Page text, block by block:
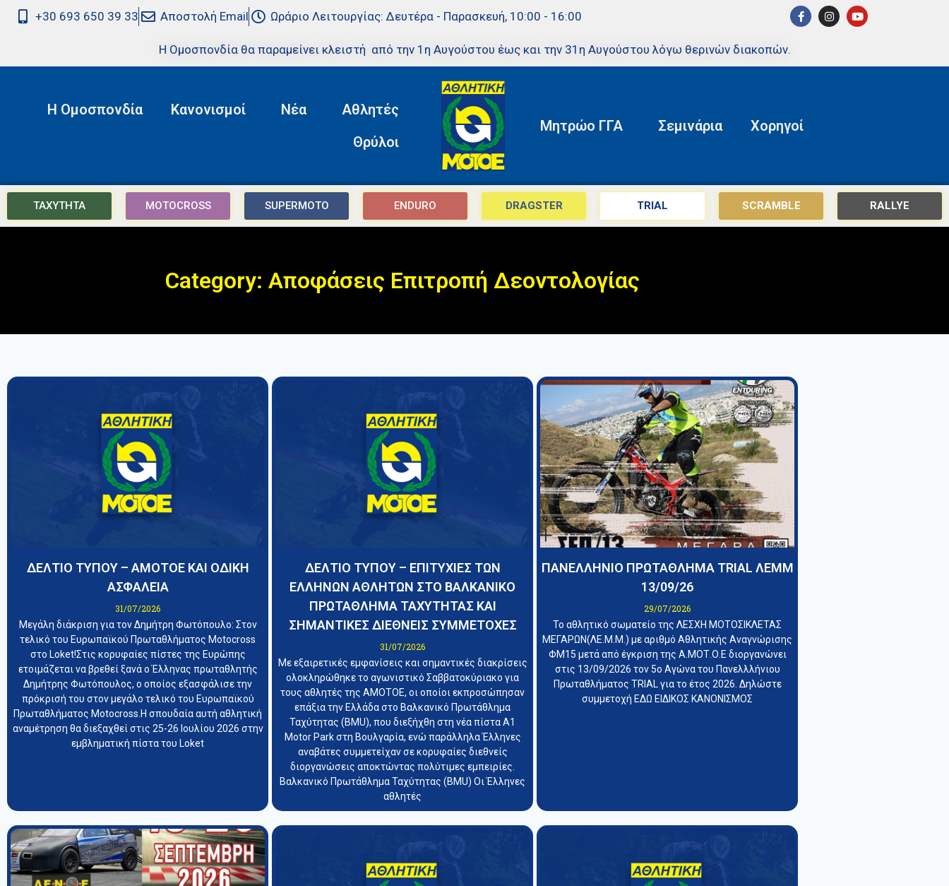
+30 693 650 39 33 Αποστολή Email Ωράριο Λειτουργίας: Δευτέρα - Παρασκευή, 10:00 - 16:00
Η Ομοσπονδία θα παραμείνει κλειστή από την 1η Αυγούστου έως και την 31η Αυγούστου λόγω θερινών διακοπών.
Η Ομοσπονδία Κανονισμοί Νέα
Αθλητές
Θρύλοι
Μητρώο ΓΓΑ Σεμινάρια Χορηγοί
ΤΑΧΥΤΗΤΑ MOTOCROSS SUPERMOTO ENDURO DRAGSTER TRIAL SCRAMBLE RALLYE
Category: Αποφάσεις Επιτροπή Δεοντολογίας
ΔΕΛΤΙΟ ΤΥΠΟΥ – ΑΜΟΤΟΕ ΚΑΙ ΟΔΙΚΗ
ΑΣΦΑΛΕΙΑ
31/07/2026
Μεγάλη διάκριση για τον Δημήτρη Φωτόπουλο: Στον
τελικό του Ευρωπαϊκού Πρωταθλήματος Motocross
στο Loket!Στις κορυφαίες πίστες της Ευρώπης
ετοιμάζεται να βρεθεί ξανά ο Έλληνας πρωταθλητής
Δημήτρης Φωτόπουλος, ο οποίος εξασφάλισε την
πρόκρισή του στον μεγάλο τελικό του Ευρωπαϊκού
Πρωταθλήματος Motocross.Η σπουδαία αυτή αθλητική
αναμέτρηση θα διεξαχθεί στις 25-26 Ιουλίου 2026 στην
εμβληματική πίστα του Loket
ΔΕΛΤΙΟ ΤΥΠΟΥ – ΕΠΙΤΥΧΙΕΣ ΤΩΝ
ΕΛΛΗΝΩΝ ΑΘΛΗΤΩΝ ΣΤΟ ΒΑΛΚΑΝΙΚΟ
ΠΡΩΤΑΘΛΗΜΑ ΤΑΧΥΤΗΤΑΣ ΚΑΙ
ΣΗΜΑΝΤΙΚΕΣ ΔΙΕΘΝΕΙΣ ΣΥΜΜΕΤΟΧΕΣ
31/07/2026
Με εξαιρετικές εμφανίσεις και σημαντικές διακρίσεις
ολοκληρώθηκε το αγωνιστικό Σαββατοκύριακο για
τους αθλητές της ΑΜΟΤΟΕ, οι οποίοι εκπροσώπησαν
επάξια την Ελλάδα στο Βαλκανικό Πρωτάθλημα
Ταχύτητας (BMU), που διεξήχθη στη νέα πίστα A1
Motor Park στη Βουλγαρία, ενώ παράλληλα Έλληνες
αναβάτες συμμετείχαν σε κορυφαίες διεθνείς
διοργανώσεις αποκτώντας πολύτιμες εμπειρίες.
Βαλκανικό Πρωτάθλημα Ταχύτητας (BMU) Οι Έλληνες
αθλητές
ΠΑΝΕΛΛΗΝΙΟ ΠΡΩΤΑΘΛΗΜΑ TRIAL ΛΕΜΜ
13/09/26
29/07/2026
Το αθλητικό σωματείο της ΛΕΣΧΗ ΜΟΤΟΣΙΚΛΕΤΑΣ
ΜΕΓΑΡΩΝ(ΛΕ.Μ.Μ.) με αριθμό Αθλητικής Αναγνώρισης
ΦΜ15 μετά από έγκριση της Α.ΜΟΤ.Ο.Ε διοργανώνει
στις 13/09/2026 τον 5ο Αγώνα του Πανελλλήνιου
Πρωταθλήματος TRIAL για το έτος 2026. Δηλώστε
συμμετοχή ΕΔΩ ΕΙΔΙΚΟΣ ΚΑΝΟΝΙΣΜΟΣ